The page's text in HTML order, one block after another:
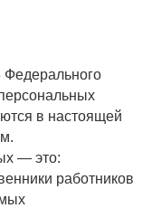
Федерального
в настоящей
— это:
работников